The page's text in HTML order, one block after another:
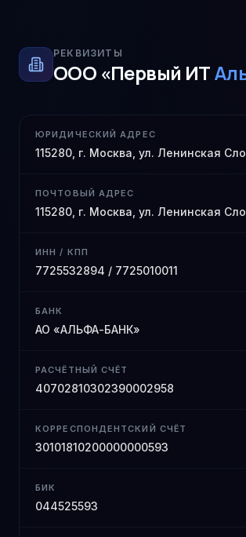
РЕКВИЗИТЫ
ООО «Первый ИТ
ЮРИДИЧЕСКИЙ АДРЕС
115280, г. Москва, ул. Ленинская
ПОЧТОВЫЙ АДРЕС
115280, г. Москва, ул. Ленинская
ИНН / КПП
7725532894 / 7725010011
БАНК
АО «АЛЬФА-БАНК»
РАСЧЁТНЫЙ СЧЁТ
40702810302390002958
КОРРЕСПОНДЕНТСКИЙ СЧЁТ
30101810200000000593
БИК
044525593